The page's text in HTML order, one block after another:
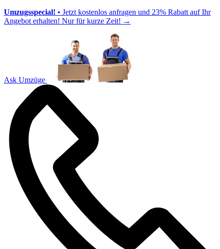
Umzugsspecial! • Jetzt kostenlos anfragen und 23% Rabatt auf Ihr
Angebot erhalten! Nur für kurze Zeit! →
Ask Umzüge